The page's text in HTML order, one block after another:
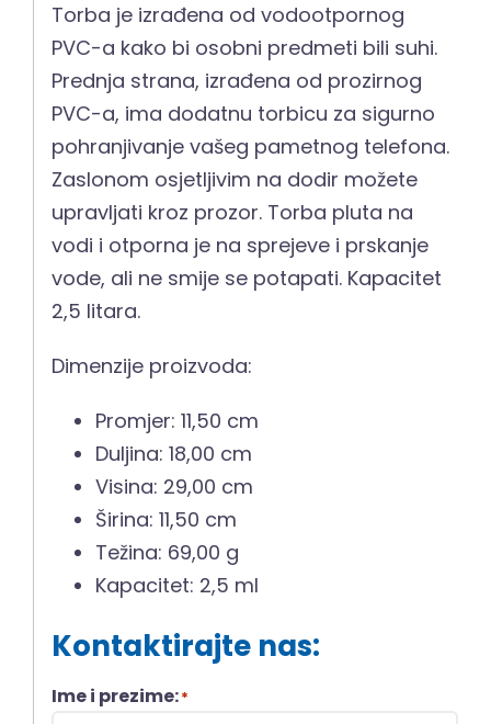
Torba je izrađena od vodootpornog
PVC-a kako bi osobni predmeti bili suhi.
Prednja strana, izrađena od prozirnog
PVC-a, ima dodatnu torbicu za sigurno
pohranjivanje vašeg pametnog telefona.
Zaslonom osjetljivim na dodir možete
upravljati kroz prozor. Torba pluta na
vodi i otporna je na sprejeve i prskanje
vode, ali ne smije se potapati. Kapacitet
2,5 litara.
Dimenzije proizvoda:
Promjer: 11,50 cm
Duljina: 18,00 cm
Visina: 29,00 cm
Širina: 11,50 cm
Težina: 69,00 g
Kapacitet: 2,5 ml
Kontaktirajte nas:
Ime i prezime:*